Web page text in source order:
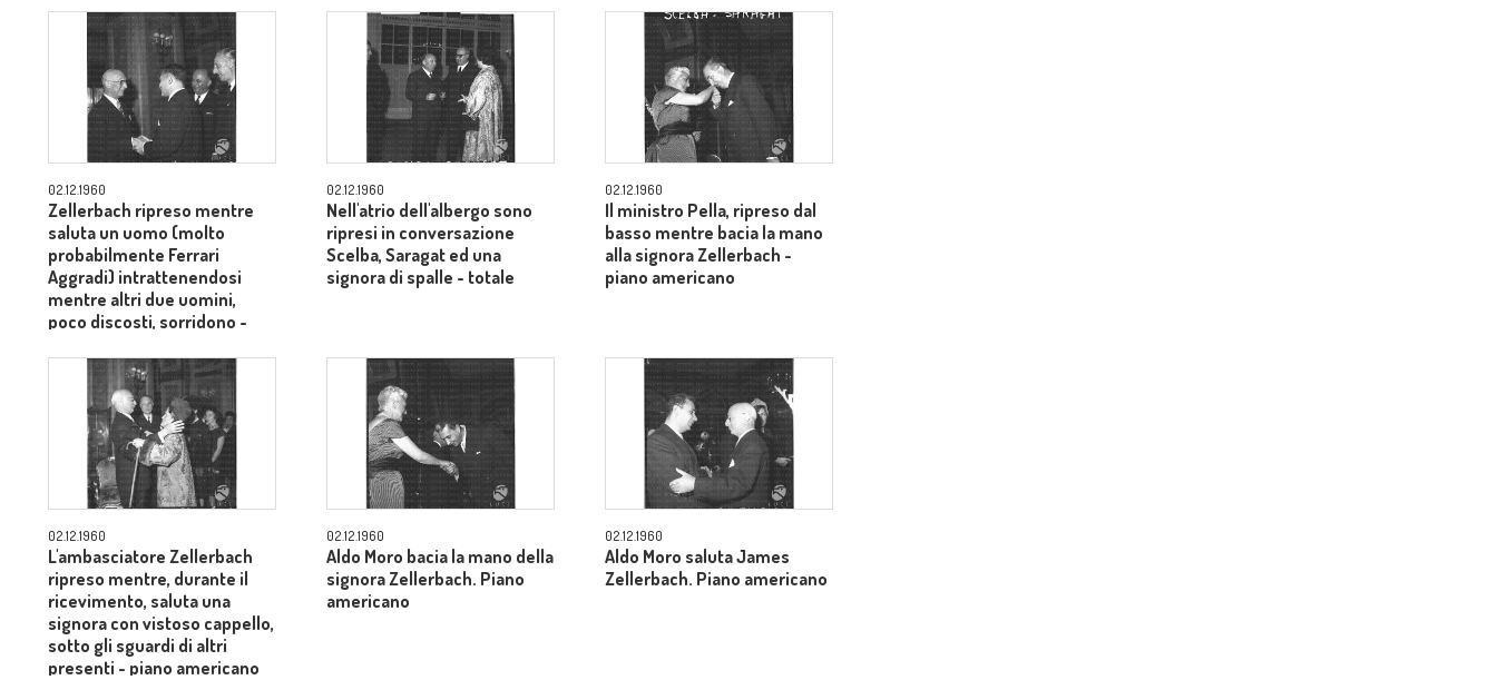
02.12.1960
Zellerbach ripreso mentre
saluta un uomo (molto
probabilmente Ferrari
Aggradi) intrattenendosi
mentre altri due uomini,
poco discosti, sorridono -
02.12.1960
Nell'atrio dell'albergo sono
ripresi in conversazione
Scelba, Saragat ed una
signora di spalle - totale
02.12.1960
Il ministro Pella, ripreso dal
basso mentre bacia la mano
alla signora Zellerbach -
piano americano
02.12.1960
L'ambasciatore Zellerbach
ripreso mentre, durante il
ricevimento, saluta una
signora con vistoso cappello,
sotto gli sguardi di altri
presenti - piano americano
02.12.1960
Aldo Moro bacia la mano della
signora Zellerbach. Piano
americano
02.12.1960
Aldo Moro saluta James
Zellerbach. Piano americano